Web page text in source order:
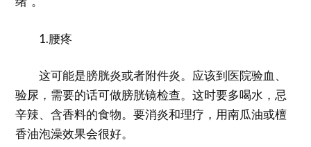
1.腰疼
这可能是膀胱炎或者附件炎。应该到医院验血、
验尿，需要的话可做膀胱镜检查。这时要多喝水，忌
辛辣、含香料的食物。要消炎和理疗，用南瓜油或檀
香油泡澡效果会很好。